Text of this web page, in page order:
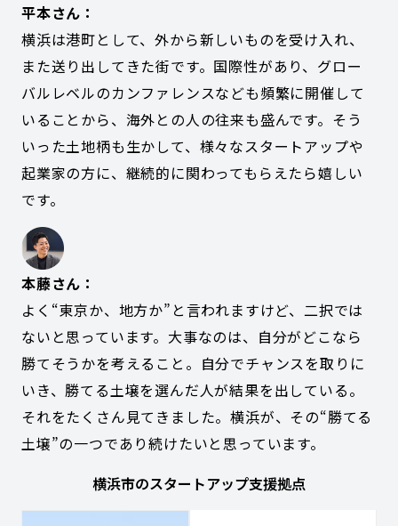
平本さん：
横浜は港町として、外から新しいものを受け入れ、
また送り出してきた街です。国際性があり、グロー
バルレベルのカンファレンスなども頻繁に開催して
いることから、海外との人の往来も盛んです。そう
いった土地柄も生かして、様々なスタートアップや
起業家の方に、継続的に関わってもらえたら嬉しい
です。
本藤さん：
よく“東京か、地方か”と言われますけど、二択では
ないと思っています。大事なのは、自分がどこなら
勝てそうかを考えること。自分でチャンスを取りに
いき、勝てる土壌を選んだ人が結果を出している。
それをたくさん見てきました。横浜が、その“勝てる
土壌”の一つであり続けたいと思っています。
横浜市のスタートアップ支援拠点